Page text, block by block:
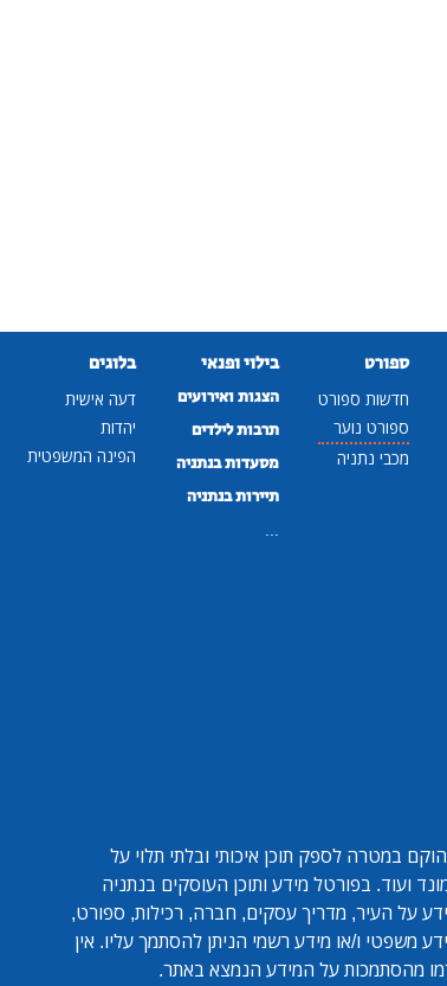
ספורט
חדשות ספורט
ספורט נוער
מכבי נתניה
בילוי ופנאי
הצגות ואירועים
תרבות לילדים
מסעדות בנתניה
תיירות בנתניה
...
בלוגים
דעה אישית
יהדות
הפינה המשפטית
במטרה לספק תוכן איכותי ובלתי תלוי על
ועוד. בפורטל מידע ותוכן העוסקים בנתניה
על העיר, מדריך עסקים, חברה, רכילות, ספורט,
משפטי ו/או מידע רשמי הניתן להסתמך עליו. אין
מהסתמכות על המידע הנמצא באתר.